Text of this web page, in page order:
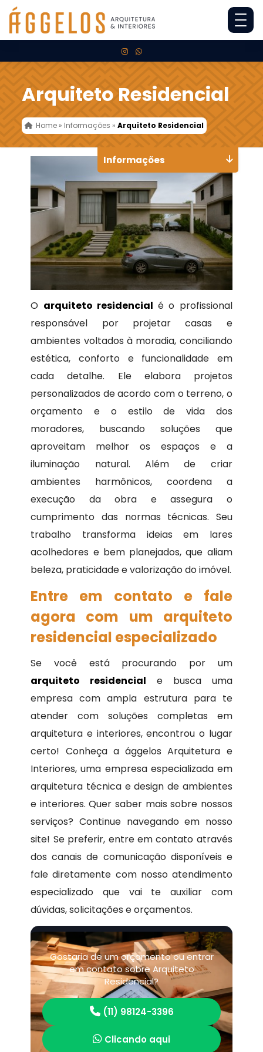
Arquiteto Residencial
Home » Informações »Arquiteto Residencial
O arquiteto residencial é o profissional
responsável por projetar casas e
ambientes voltados à moradia, conciliando
estética, conforto e funcionalidade em
cada detalhe. Ele elabora projetos
personalizados de acordo com o terreno, o
orçamento e o estilo de vida dos
moradores, buscando soluções que
aproveitam melhor os espaços e a
iluminação natural. Além de criar
ambientes harmônicos, coordena a
execução da obra e assegura o
cumprimento das normas técnicas. Seu
trabalho transforma ideias em lares
acolhedores e bem planejados, que aliam
beleza, praticidade e valorização do imóvel.
Entre em contato e fale
agora com um arquiteto
residencial especializado
Se você está procurando por um
arquiteto residencial e busca uma
empresa com ampla estrutura para te
atender com soluções completas em
arquitetura e interiores, encontrou o lugar
certo! Conheça a ággelos Arquitetura e
Interiores, uma empresa especializada em
arquitetura técnica e design de ambientes
e interiores. Quer saber mais sobre nossos
serviços? Continue navegando em nosso
site! Se preferir, entre em contato através
dos canais de comunicação disponíveis e
fale diretamente com nosso atendimento
especializado que vai te auxiliar com
dúvidas, solicitações e orçamentos.
Gostaria de um orçamento ou entrar
em contato sobre Arquiteto
Residencial?
(11) 98124-3396
Clicando aqui
Informações